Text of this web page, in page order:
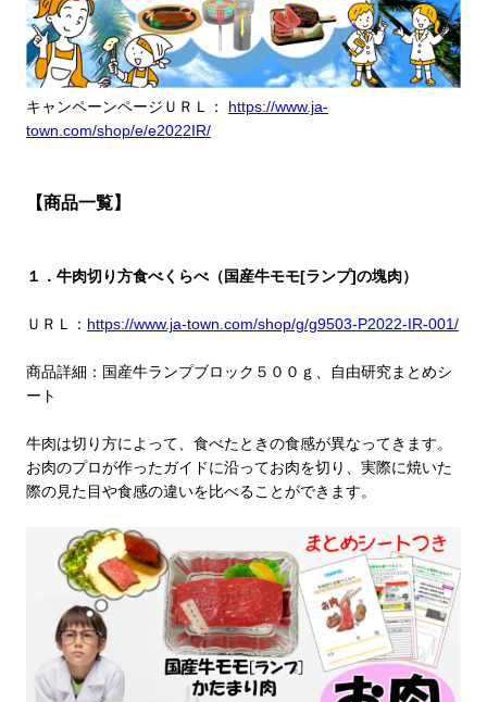
キャンペーンページＵＲＬ： https://www.ja-
town.com/shop/e/e2022IR/
【商品一覧】
１．牛肉切り方食べくらべ（国産牛モモ[ランプ]の塊肉）
ＵＲＬ： https://www.ja-town.com/shop/g/g9503-P2022-IR-001/
商品詳細：国産牛ランプブロック５００ｇ、自由研究まとめシ
ート
牛肉は切り方によって、食べたときの食感が異なってきます。
お肉のプロが作ったガイドに沿ってお肉を切り、実際に焼いた
際の見た目や食感の違いを比べることができます。